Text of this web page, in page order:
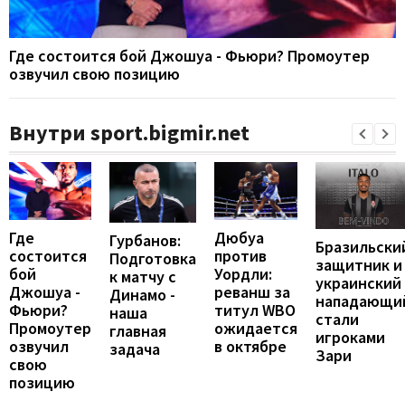
Где состоится бой Джошуа - Фьюри? Промоутер
озвучил свою позицию
Внутри sport.bigmir.net
Где
состоится
бой
Джошуа -
Фьюри?
Промоутер
озвучил
свою
позицию
Гурбанов:
Подготовка
к матчу с
Динамо -
наша
главная
задача
Дюбуа
против
Уордли:
реванш за
титул WBO
ожидается
в октябре
защитник и
украинский
стали
игроками
Зари